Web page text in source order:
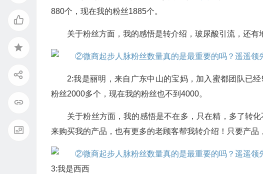
880个，现在我的粉丝1885个。
关于粉丝方面，我的感悟是转介绍，玻尿酸引流，还有
2:我是丽明，来自广东中山的宝妈，加入蜜都团队已
粉丝2000多个，现在我的粉丝也不到4000。
关于粉丝方面，我的感悟是不在多，只在精，多了转
来购买我的产品，也有更多的老顾客帮我转介绍！只要产品
3:我是西西